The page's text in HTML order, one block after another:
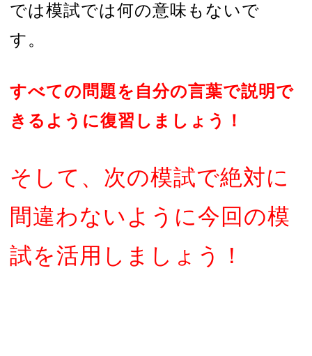
では模試では何の意味もないで
す。
すべての問題を自分の言葉で説明で
きるように復習しましょう！
そして、次の模試で絶対に
間違わないように今回の模
試を活用しましょう！